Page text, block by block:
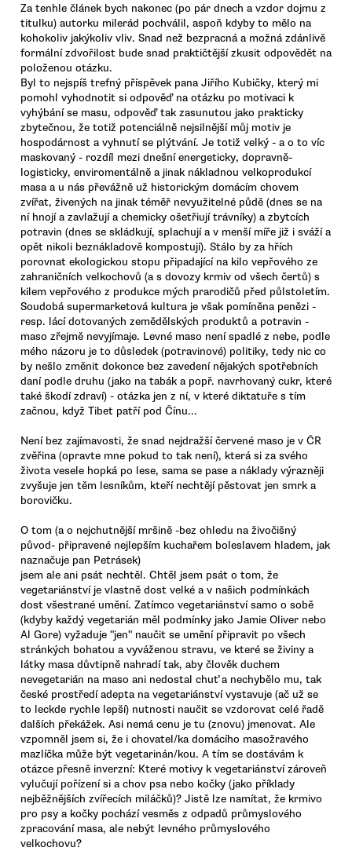
Za tenhle článek bych nakonec (po pár dnech a vzdor dojmu z
titulku) autorku milerád pochválil, aspoň kdyby to mělo na
kohokoliv jakýkoliv vliv. Snad než bezpracná a možná zdánlivě
formální zdvořilost bude snad praktičtější zkusit odpovědět na
položenou otázku.
Byl to nejspíš trefný příspěvek pana Jiřího Kubičky, který mi
pomohl vyhodnotit si odpověď na otázku po motivaci k
vyhýbání se masu, odpověď tak zasunutou jako prakticky
zbytečnou, že totiž potenciálně nejsilnější můj motiv je
hospodárnost a vyhnutí se plýtvání. Je totiž velký - a o to víc
maskovaný - rozdíl mezi dnešní energeticky, dopravně-
logisticky, enviromentálně a jinak nákladnou velkoprodukcí
masa a u nás převážně už historickým domácím chovem
zvířat, živených na jinak téměř nevyužitelné půdě (dnes se na
ní hnojí a zavlažují a chemicky ošetřiují trávníky) a zbytcích
potravin (dnes se skládkují, splachují a v menší míře již i sváží a
opět nikoli beznákladově kompostují). Stálo by za hřích
porovnat ekologickou stopu připadající na kilo vepřového ze
zahraničních velkochovů (a s dovozy krmiv od všech čertů) s
kilem vepřového z produkce mých prarodičů před půlstoletím.
Soudobá supermarketová kultura je však pomíněna penězi -
resp. lácí dotovaných zemědělských produktů a potravin -
maso zřejmě nevyjímaje. Levné maso není spadlé z nebe, podle
mého názoru je to důsledek (potravinové) politiky, tedy nic co
by nešlo změnit dokonce bez zavedení nějakých spotřebních
daní podle druhu (jako na tabák a popř. navrhovaný cukr, které
také škodí zdraví) - otázka jen z ní, v které diktatuře s tím
začnou, když Tibet patří pod Čínu...
Není bez zajímavosti, že snad nejdražší červené maso je v ČR
zvěřina (opravte mne pokud to tak není), která si za svého
života vesele hopká po lese, sama se pase a náklady výrazněji
zvyšuje jen těm lesníkům, kteří nechtějí pěstovat jen smrk a
borovičku.
O tom (a o nejchutnější mršině -bez ohledu na živočišný
původ- připravené nejlepším kuchařem boleslavem hladem, jak
naznačuje pan Petrásek)
jsem ale ani psát nechtěl. Chtěl jsem psát o tom, že
vegetariánství je vlastně dost velké a v našich podmínkách
dost všestrané umění. Zatímco vegetariánství samo o sobě
(kdyby každý vegetarián měl podmínky jako Jamie Oliver nebo
Al Gore) vyžaduje "jen" naučit se umění připravit po všech
stránkých bohatou a vyváženou stravu, ve které se živiny a
látky masa důvtipně nahradí tak, aby člověk duchem
nevegetarián na maso ani nedostal chuť a nechybělo mu, tak
české prostředí adepta na vegetariánství vystavuje (ač už se
to leckde rychle lepší) nutnosti naučit se vzdorovat celé řadě
dalších překážek. Asi nemá cenu je tu (znovu) jmenovat. Ale
vzpomněl jsem si, že i chovatel/ka domácího masožravého
mazlíčka může být vegetarinán/kou. A tím se dostávám k
otázce přesně inverzní: Které motivy k vegetariánství zároveň
vylučují pořízení si a chov psa nebo kočky (jako příklady
nejběžnějších zvířecích miláčků)? Jistě lze namítat, že krmivo
pro psy a kočky pochází vesměs z odpadů průmyslového
zpracování masa, ale nebýt levného průmyslového
velkochovu?